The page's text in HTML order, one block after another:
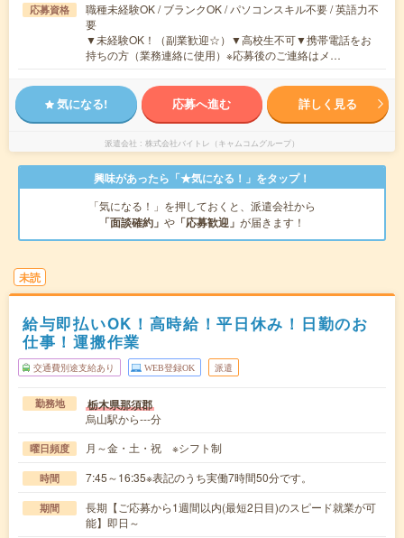
応募資格
職種未経験OK / ブランクOK / パソコンスキル不要 / 英語力不
要
▼未経験OK！（副業歓迎☆）▼高校生不可▼携帯電話をお
持ちの方（業務連絡に使用）※応募後のご連絡はメ…
気になる! 応募へ進む 詳しく見る
派遣会社 株式会社バイトレ（キャムコムグループ）
興味があったら「★気になる！」をタップ！
「気になる！」を押しておくと、派遣会社から
「面談確約」 や 「応募歓迎」 が届きます！
未読
給与即払いOK！高時給！平日休み！日勤のお
仕事！運搬作業
交通費別途支給あり WEB登録OK 派遣
勤務地 栃木県那須郡
烏山駅から---分
曜日頻度 月～金・土・祝 ※シフト制
時間 7:45～16:35※表記のうち実働7時間50分です。
期間
長期【ご応募から1週間以内(最短2日目)のスピード就業が可
能】即日～